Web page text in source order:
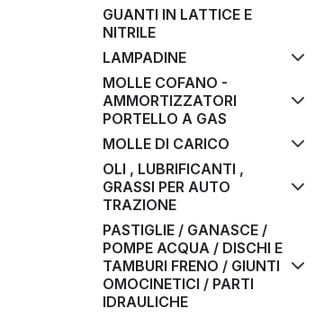
GUANTI IN LATTICE E
NITRILE
LAMPADINE
MOLLE COFANO -
AMMORTIZZATORI
PORTELLO A GAS
MOLLE DI CARICO
OLI , LUBRIFICANTI ,
GRASSI PER AUTO
TRAZIONE
PASTIGLIE / GANASCE /
POMPE ACQUA / DISCHI E
TAMBURI FRENO / GIUNTI
OMOCINETICI / PARTI
IDRAULICHE